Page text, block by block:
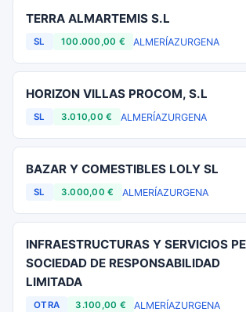
TERRA ALMARTEMIS S.L
SL 100.000,00 € ALMERÍAZURGENA
HORIZON VILLAS PROCOM, S.L
SL 3.010,00 € ALMERÍAZURGENA
BAZAR Y COMESTIBLES LOLY SL
SL 3.000,00 € ALMERÍAZURGENA
INFRAESTRUCTURAS Y SERVICIOS
SOCIEDAD DE RESPONSABILIDAD
LIMITADA
OTRA 3.100,00 € ALMERÍAZURGENA